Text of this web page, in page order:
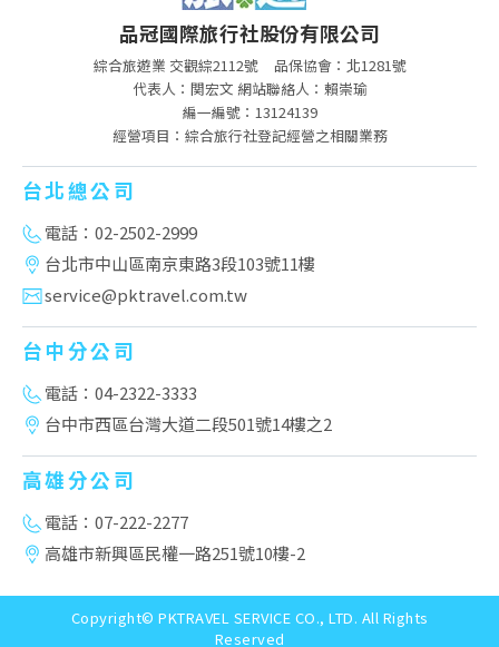
品冠國際旅行社股份有限公司
綜合旅遊業 交觀綜2112號
品保協會：北1281號
代表人：関宏文 網站聯絡人：賴崇瑜
編一編號：13124139
經營項目：綜合旅行社登記經營之相關業務
台北總公司
電話：02-2502-2999
台北市中山區南京東路3段103號11樓
service@pktravel.com.tw
台中分公司
電話：04-2322-3333
台中市西區台灣大道二段501號14樓之2
高雄分公司
電話：07-222-2277
高雄市新興區民權一路251號10樓-2
Copyright© PKTRAVEL SERVICE CO., LTD. All Rights
Reserved